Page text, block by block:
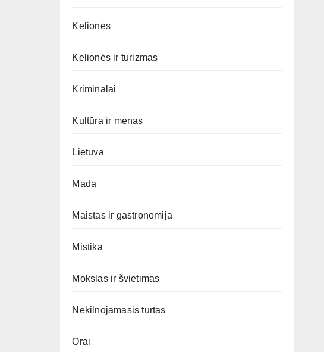
Kelionės
Kelionės ir turizmas
Kriminalai
Kultūra ir menas
Lietuva
Mada
Maistas ir gastronomija
Mistika
Mokslas ir švietimas
Nekilnojamasis turtas
Orai